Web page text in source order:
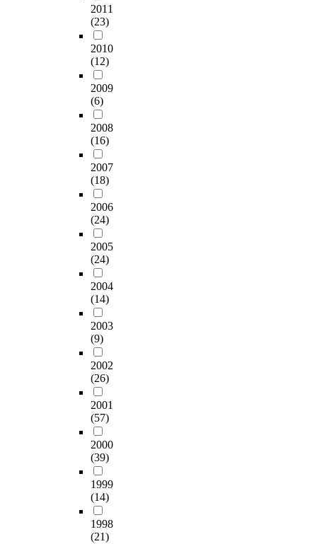
2011
(23)
2010
(12)
2009
(6)
2008
(16)
2007
(18)
2006
(24)
2005
(24)
2004
(14)
2003
(9)
2002
(26)
2001
(57)
2000
(39)
1999
(14)
1998
(21)